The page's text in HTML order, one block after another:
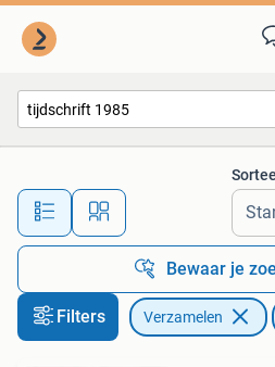
Alle afstanden…
Bewaar je
Filters Verzamelen